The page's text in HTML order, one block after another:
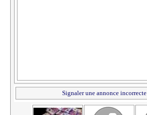
Signaler une annonce incorrecte